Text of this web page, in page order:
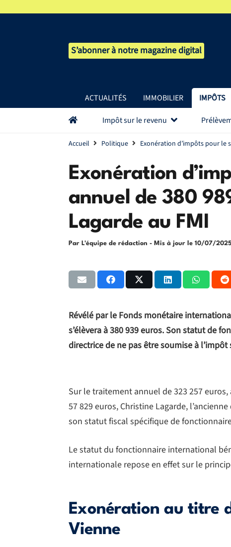
S’abonner à notre magazine digital
ACTUALITÉS IMMOBILIER IMPÔTS
Impôt sur le revenu
Accueil Politique Exonération d’impôts pour le
Exonération
annuel de 380
Lagarde au FMI
Par L'équipe de rédaction - Mis à jour le 10/07/2025
Révélé par le Fonds monétaire
s’élèvera à 380 939 euros. Son statut de
directrice de ne pas être soumise à l’impôt
Sur le traitement annuel de 323 257
57 829 euros, Christine Lagarde,
son statut fiscal spécifique de
Le statut du fonctionnaire international
internationale repose en effet sur le
Exonération au titre
Vienne